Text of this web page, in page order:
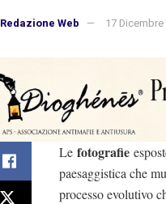
Redazione Web 17
Le fotografie
paesaggistica che
processo evolutivo